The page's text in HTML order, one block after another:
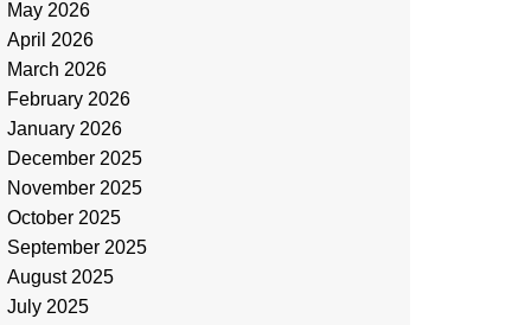
May 2026
April 2026
March 2026
February 2026
January 2026
December 2025
November 2025
October 2025
September 2025
August 2025
July 2025